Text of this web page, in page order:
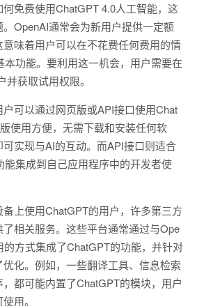
免费使用ChatGPT 4.0人工智能，这
OpenAI通常会为新用户提供一定额
味着用户可以在不花费任何费用的情
本功能。要利用这一机会，用户需要在
获取试用权限。
可以通过网页版或API接口使用Chat
使用方便，无需下载和安装任何软
实现与AI的互动。而API接口则适合
能集成到自己应用程序中的开发者使
上使用ChatGPT的用户，许多第三方
相关服务。这些平台通常通过与Ope
方式集成了ChatGPT的功能，并针对
化。例如，一些翻译工具、信息检索
都可能内置了ChatGPT的模块，用户
用。